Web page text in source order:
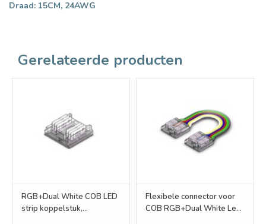
Draad: 15CM, 24AWG
Gerelateerde producten
RGB+Dual White COB LED
strip koppelstuk,
Flexibele connector voor
COB RGB+Dual White Led